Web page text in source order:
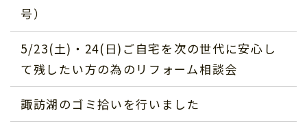
号）
5/23(土)・24(日)ご自宅を次の世代に安心し
て残したい方の為のリフォーム相談会
諏訪湖のゴミ拾いを行いました